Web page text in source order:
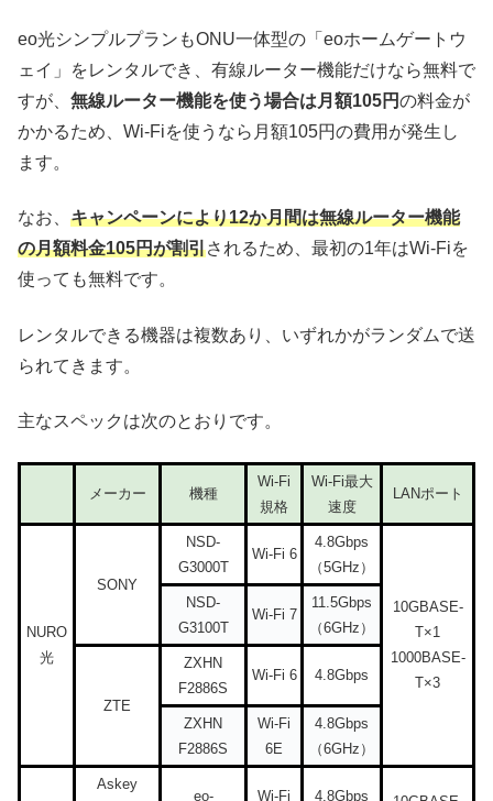
eo光シンプルプランもONU一体型の「eoホームゲートウ
ェイ」をレンタルでき、有線ルーター機能だけなら無料で
すが、 無線ルーター機能を使う場合は月額105円の料金が
かかるため、Wi-Fiを使うなら月額105円の費用が発生し
ます。
なお、 キャンペーンにより12か月間は無線ルーター機能
の月額料金105円が割引されるため、最初の1年はWi-Fiを
使っても無料です。
レンタルできる機器は複数あり、いずれかがランダムで送
られてきます。
主なスペックは次のとおりです。
メーカー 機種
Wi-Fi
規格
Wi-Fi最大
速度
LANポート
NURO
光
SONY
NSD-
G3000T
Wi-Fi 6
4.8Gbps
（5GHz）
10GBASE-
T×1
1000BASE-
T×3
NSD-
G3100T
Wi-Fi 7
11.5Gbps
（6GHz）
ZTE
ZXHN
F2886S
Wi-Fi 6 4.8Gbps
ZXHN
F2886S
Wi-Fi
6E
4.8Gbps
（6GHz）
Askey
eo- Wi-Fi 4.8Gbps